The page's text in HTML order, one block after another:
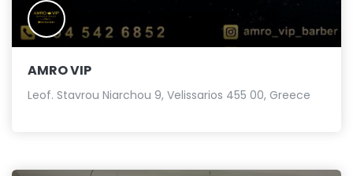
AMRO VIP
Leof. Stavrou Niarchou 9, Velissarios 455 00, Greece